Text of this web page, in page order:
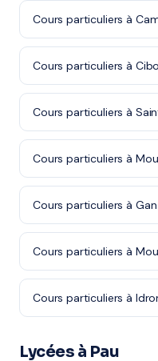
Cours particuliers à
Cours particuliers à
Cours particuliers à
Cours particuliers à
Cours particuliers à Gan
Cours particuliers à
Cours particuliers à
Lycées à Pau